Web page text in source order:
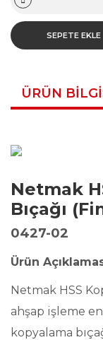
SEPETE EKLE
ÜRÜN
Netmak
Bıçağı
0427-02
Ürün
Netmak HSS
ahşap işleme
kopyalama